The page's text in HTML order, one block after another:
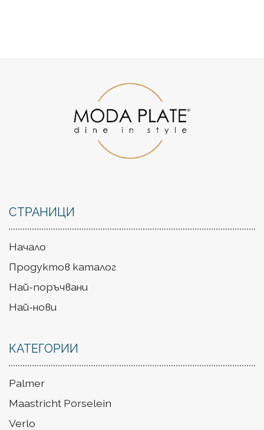
СТРАНИЦИ
Начало
Продуктов каталог
Най-поръчвани
Най-нови
КАТЕГОРИИ
Palmer
Maastricht Porselein
Verlo